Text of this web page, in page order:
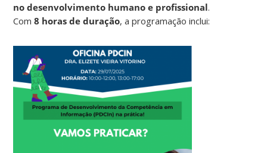
no desenvolvimento humano e profissional.
Com8 horas de duração, a programação inclui: